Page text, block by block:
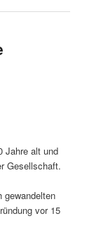
Jahre alt und
Gesellschaft.
gewandelten
vor 15